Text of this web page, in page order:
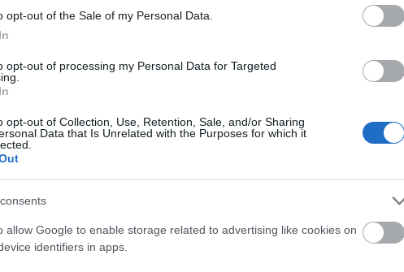
opt-out of the Sale of my Personal Data.
opt-out of processing my Personal Data for Targeted
opt-out of Collection, Use, Retention, Sale, and/or Sharing
Data that Is Unrelated with the Purposes for which it
allow Google to enable storage related to advertising like cookies on
identifiers in apps.
TOP5
Annyira
A 10
Szakács
mit gondol
Budapest